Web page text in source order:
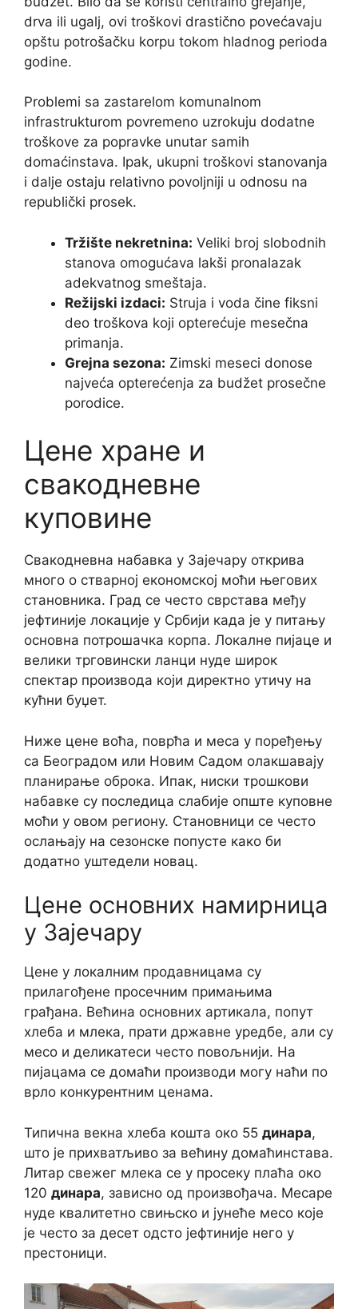
drva ili ugalj, ovi troškovi drastično povećavaju
opštu potrošačku korpu tokom hladnog perioda
godine.
Problemi sa zastarelom komunalnom
infrastrukturom povremeno uzrokuju dodatne
troškove za popravke unutar samih
domaćinstava. Ipak, ukupni troškovi stanovanja
i dalje ostaju relativno povoljniji u odnosu na
republički prosek.
Tržište nekretnina: Veliki broj slobodnih
stanova omogućava lakši pronalazak
adekvatnog smeštaja.
Režijski izdaci: Struja i voda čine fiksni
deo troškova koji opterećuje mesečna
primanja.
Grejna sezona: Zimski meseci donose
najveća opterećenja za budžet prosečne
porodice.
Цене хране и
свакодневне
куповине
Свакодневна набавка у Зајечару открива
много о стварној економској моћи његових
становника. Град се често сврстава међу
јефтиније локације у Србији када је у питању
основна потрошачка корпа. Локалне пијаце и
велики трговински ланци нуде широк
спектар производа који директно утичу на
кућни буџет.
Ниже цене воћа, поврћа и меса у поређењу
са Београдом или Новим Садом олакшавају
планирање оброка. Ипак, ниски трошкови
набавке су последица слабије опште куповне
моћи у овом региону. Становници се често
ослањају на сезонске попусте како би
додатно уштедели новац.
Цене основних намирница
у Зајечару
Цене у локалним продавницама су
прилагођене просечним примањима
грађана. Већина основних артикала, попут
хлеба и млека, прати државне уредбе, али су
месо и деликатеси често повољнији. На
пијацама се домаћи производи могу наћи по
врло конкурентним ценама.
Типична векна хлеба кошта око 55 динара,
што је прихватљиво за већину домаћинстава.
Литар свежег млека се у просеку плаћа око
120 динара, зависно од произвођача. Месаре
нуде квалитетно свињско и јунеће месо које
је често за десет одсто јефтиније него у
престоници.